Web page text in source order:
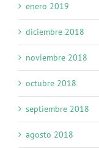
enero 2019
diciembre 2018
noviembre 2018
octubre 2018
septiembre 2018
agosto 2018